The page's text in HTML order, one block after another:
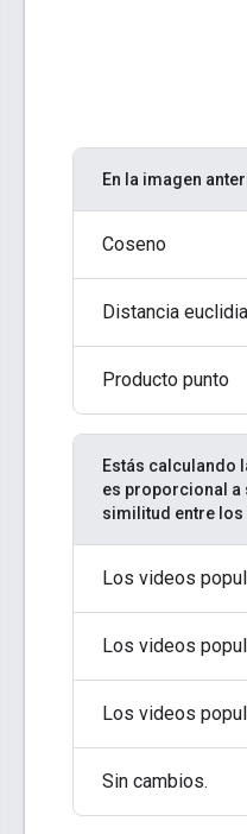
En la imagen
Coseno
Distancia
Producto punto
Estás calculando
es proporcional a
similitud entre
Los videos
Los videos
Los videos
Sin cambios.